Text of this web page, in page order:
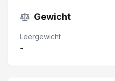
Gewicht
Leergewicht
-